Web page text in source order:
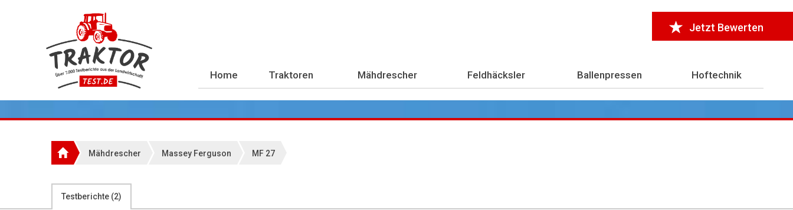
Jetzt Bewerten
Home Traktoren Mähdrescher Feldhäcksler Ballenpressen Hoftechnik
Mähdrescher Massey Ferguson MF 27
Testberichte (2)